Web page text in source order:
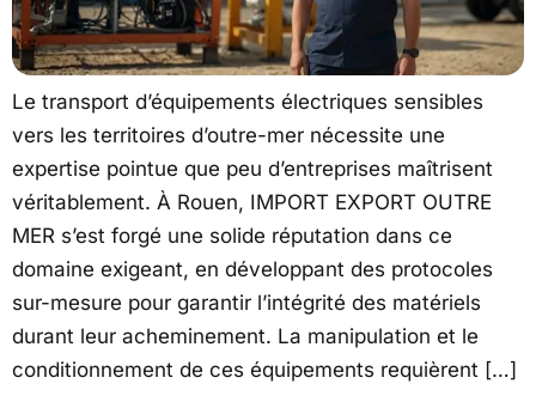
Le transport d’équipements électriques sensibles
vers les territoires d’outre-mer nécessite une
expertise pointue que peu d’entreprises maîtrisent
véritablement. À Rouen, IMPORT EXPORT OUTRE
MER s’est forgé une solide réputation dans ce
domaine exigeant, en développant des protocoles
sur-mesure pour garantir l’intégrité des matériels
durant leur acheminement. La manipulation et le
conditionnement de ces équipements requièrent […]